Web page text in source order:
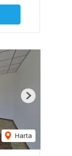
Harta
Next